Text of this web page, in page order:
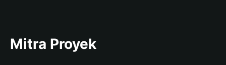
Mitra Proyek